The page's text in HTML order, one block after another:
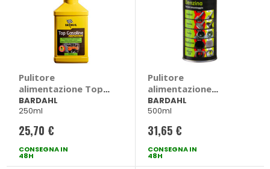
Pulitore
alimentazione Top
Gasoline Repower -
BARDAHL
BARDAHL
250ml
25,70 €
CONSEGNA IN
48H
Pulitore
alimentazione
Pulitore Benzina 5 in
1 - BARDAHL
BARDAHL
500ml
31,65 €
CONSEGNA IN
48H